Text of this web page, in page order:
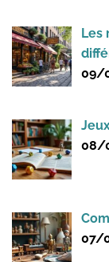
Les
09/
08/
07/